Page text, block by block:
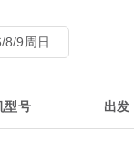
8/9周日
型号 出发